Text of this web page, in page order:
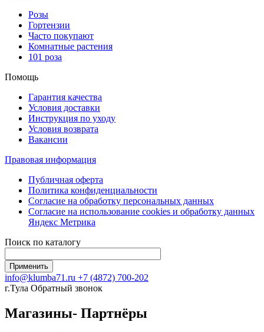
Розы
Гортензии
Часто покупают
Комнатные растения
101 роза
Помощь
Гарантия качества
Условия доставки
Инструкция по уходу
Условия возврата
Вакансии
Правовая информация
Публичная оферта
Политика конфиденциальности
Согласие на обработку персональных данных
Согласие на использование сookies и обработку данных
Яндекс Метрика
Поиск по каталогу
info@klumba71.ru +7 (4872) 700-202
г.Тула Обратный звонок
Магазины- Партнёры